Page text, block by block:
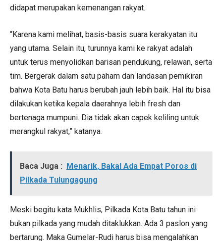
didapat merupakan kemenangan rakyat.
“Karena kami melihat, basis-basis suara kerakyatan itu
yang utama. Selain itu, turunnya kami ke rakyat adalah
untuk terus menyolidkan barisan pendukung, relawan, serta
tim. Bergerak dalam satu paham dan landasan pemikiran
bahwa Kota Batu harus berubah jauh lebih baik. Hal itu bisa
dilakukan ketika kepala daerahnya lebih fresh dan
bertenaga mumpuni. Dia tidak akan capek keliling untuk
merangkul rakyat,” katanya.
Baca Juga : Menarik, Bakal Ada Empat Poros di
Pilkada Tulungagung
Meski begitu kata Mukhlis, Pilkada Kota Batu tahun ini
bukan pilkada yang mudah ditaklukkan. Ada 3 paslon yang
bertarung. Maka Gumelar-Rudi harus bisa mengalahkan